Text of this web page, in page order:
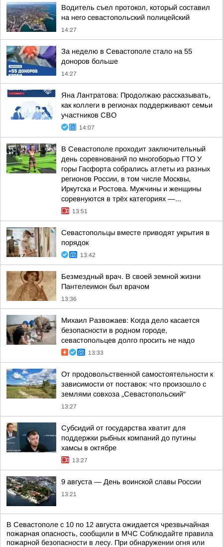
Водитель съел протокол, который составил
на него севастопольский полицейский
14:27
За неделю в Севастополе стало на 55
доноров больше
14:27
Яна Лантратова: Продолжаю рассказывать,
как коллеги в регионах поддерживают семьи
участников СВО
14:07
В Севастополе проходит заключительный
день соревнований по многоборью ГТО У
горы Гасфорта собрались атлеты из разных
регионов России, в том числе Москвы,
Иркутска и Ростова. Мужчины и женщины
соревнуются в трёх категориях —...
13:51
Севастопольцы вместе приводят укрытия в
порядок
13:42
Безмездный врач. В своей земной жизни
Пантелеимон был врачом
13:36
Михаил Развожаев: Когда дело касается
безопасности в родном городе,
севастопольцев долго просить не надо
13:33
От продовольственной самостоятельности к
зависимости от поставок: что произошло с
землями совхоза „Севастопольский“
13:27
Субсидий от государства хватит для
поддержки рыбных компаний до путины
хамсы в октябре
13:27
9 августа — День воинской славы России
13:21
В Севастополе с 10 по 12 августа ожидается чрезвычайная
пожарная опасность, сообщили в МЧС Соблюдайте правила
пожарной безопасности в лесу. При обнаружении огня или